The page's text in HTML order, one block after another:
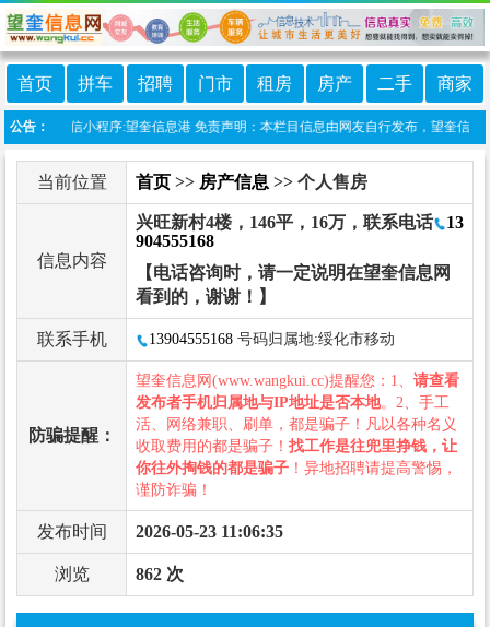
首页 拼车 招聘 门市 租房 房产 二手 商家
公告：
站上线微信小程序:望奎信息港 免责声明：本栏目信息由网友自行发布，望奎信息
当前位置 首页 >> 房产信息 >> 个人售房
信息内容
兴旺新村4楼，146平，16万，联系电话
13
904555168
【电话咨询时，请一定说明在望奎信息网
看到的，谢谢！】
联系手机 13904555168 号码归属地:绥化市移动
防骗提醒：
望奎信息网(www.wangkui.cc)提醒您：1、 请查看
发布者手机归属地与IP地址是否本地。2、手工
活、网络兼职、刷单，都是骗子！凡以各种名义
收取费用的都是骗子！ 找工作是往兜里挣钱，让
你往外掏钱的都是骗子 ！异地招聘请提高警惕，
谨防诈骗！
发布时间 2026-05-23 11:06:35
浏览 862 次